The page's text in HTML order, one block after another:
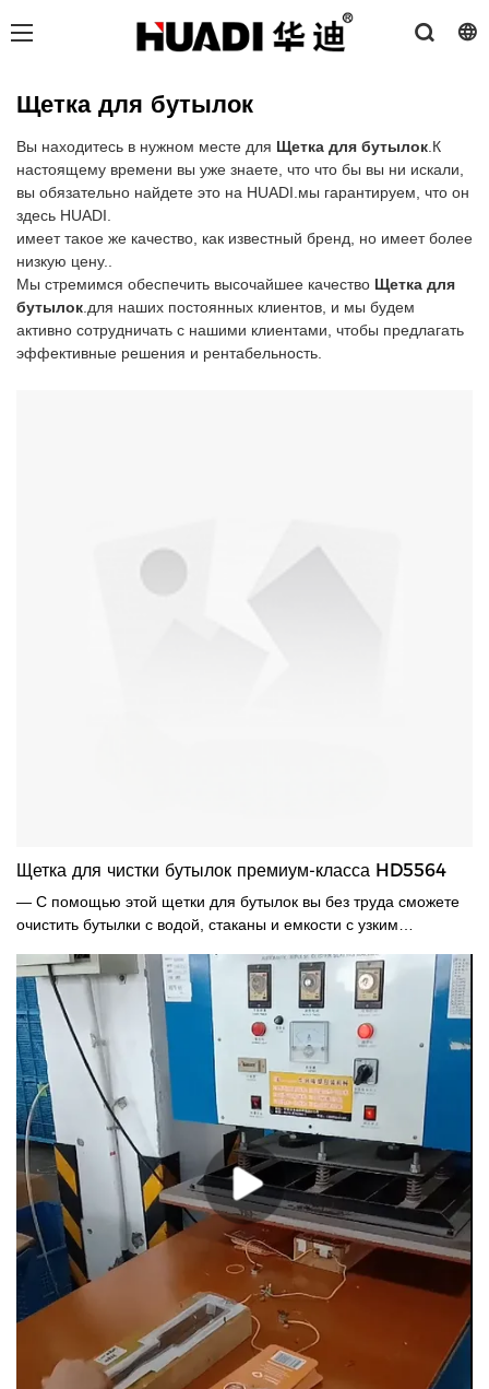
Щетка для бутылок
Вы находитесь в нужном месте для Щетка для бутылок.К
настоящему времени вы уже знаете, что что бы вы ни искали,
вы обязательно найдете это на HUADI.мы гарантируем, что он
здесь HUADI.
имеет такое же качество, как известный бренд, но имеет более
низкую цену..
Мы стремимся обеспечить высочайшее качество Щетка для
бутылок.для наших постоянных клиентов, и мы будем
активно сотрудничать с нашими клиентами, чтобы предлагать
эффективные решения и рентабельность.
Щетка для чистки бутылок премиум-класса HD5564
— С помощью этой щетки для бутылок вы без труда сможете
очистить бутылки с водой, стаканы и емкости с узким
смузи, кофе и протеиновых коктейлей, а мягкие белые кончики
щетинок бережно очищают дно бутылок и изогнутые
поверхности, не царапая их. Спиральное расположение
щетинок на 360° обеспечивает обработку каждого уголка
бутылки, даже труднодоступных мест. — Усиленный стальной
проволочный сердечник позволяет щетке гнуться и подходить
к бутылкам любой формы, от стандартных бутылок для воды
до термокружек, спортивных бутылок и детских бутылочек.
-Удобная ребристая пластиковая ручка обеспечивает
надежный хват даже мокрыми руками, защищая руки от
грязной воды и пыли.